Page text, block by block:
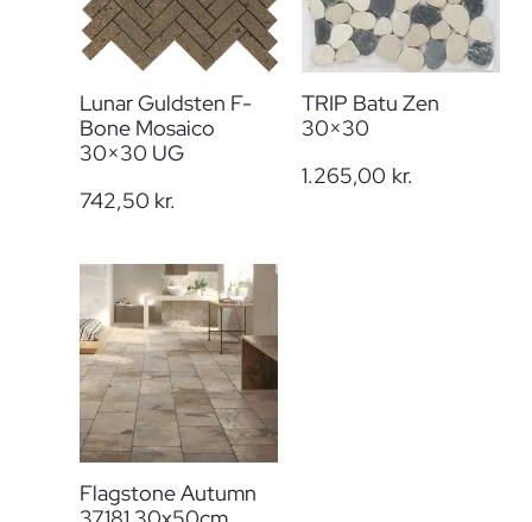
Lunar Guldsten F-
Bone Mosaico
30×30 UG
742,50 kr.
TRIP Batu Zen
30×30
1.265,00 kr.
Flagstone Autumn